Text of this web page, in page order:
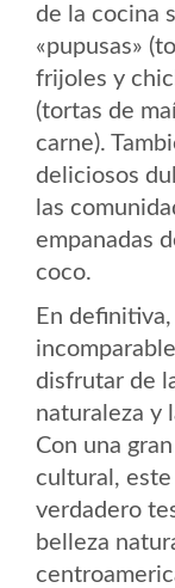
de la cocina
«pupusas»
frijoles y
(tortas de
carne).
deliciosos
las
empanadas
coco.
En
disfrutar de
naturaleza y
Con una
cultural,
verdadero
belleza